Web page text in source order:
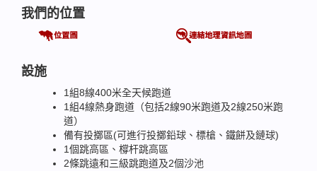
我們的位置
設施
1組8線400米全天候跑道
1組4線熱身跑道（包括2線90米跑道及2線250米跑
道）
備有投擲區(可進行投擲鉛球、標槍、鐵餅及鏈球)
1個跳高區、橕杆跳高區
2條跳遠和三級跳跑道及2個沙池